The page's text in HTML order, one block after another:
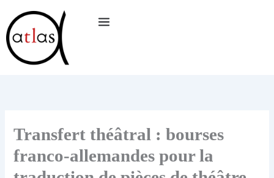
au
contenu
Transfert théâtral : bourses
franco-allemandes pour la